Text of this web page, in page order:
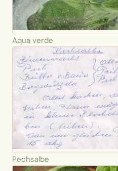
Aqua verde
Pechsalbe